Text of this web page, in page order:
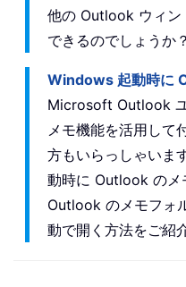
他の Outlook ウィン
できるのでしょうか？
Windows 起動時に
Microsoft Outlook
メモ機能を活用して
方もいらっしゃいま
動時に Outlook のメ
Outlook のメモフォ
動で開く方法をご紹